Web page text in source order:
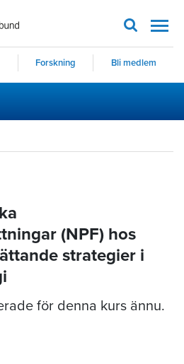
Forskning Bli medlem
(NPF) hos
strategier i
för denna kurs ännu.